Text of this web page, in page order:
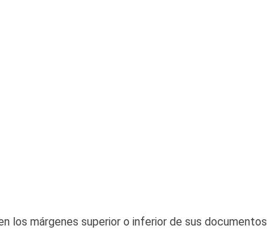
los márgenes superior o inferior de sus documentos